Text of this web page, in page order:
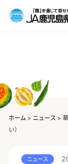
ホーム > ニュース >
い）
ニュース